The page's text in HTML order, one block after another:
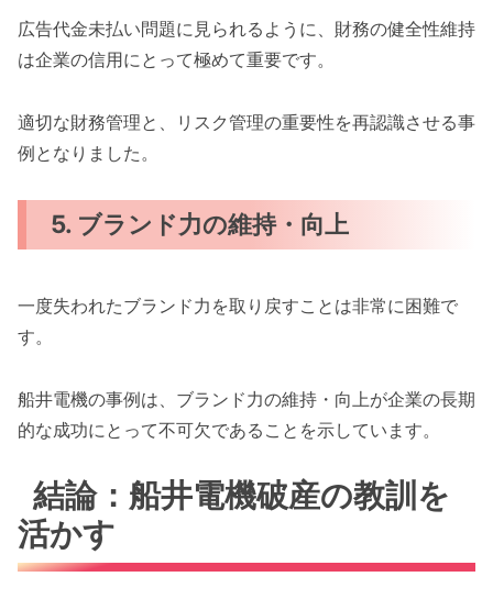
広告代金未払い問題に見られるように、財務の健全性維持
は企業の信用にとって極めて重要です。
適切な財務管理と、リスク管理の重要性を再認識させる事
例となりました。
5. ブランド力の維持・向上
一度失われたブランド力を取り戻すことは非常に困難で
す。
船井電機の事例は、ブランド力の維持・向上が企業の長期
的な成功にとって不可欠であることを示しています。
結論：船井電機破産の教訓を
活かす